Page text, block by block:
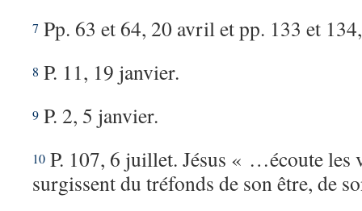
7 Pp. 63 et 64, 20 avril et pp. 133 et
8 P. 11, 19 janvier.
9 P. 2, 5 janvier.
10 P. 107, 6 juillet. Jésus « …écoute les
surgissent du tréfonds de son être, de